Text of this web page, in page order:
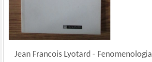
Jean Francois Lyotard- Fenomenologia